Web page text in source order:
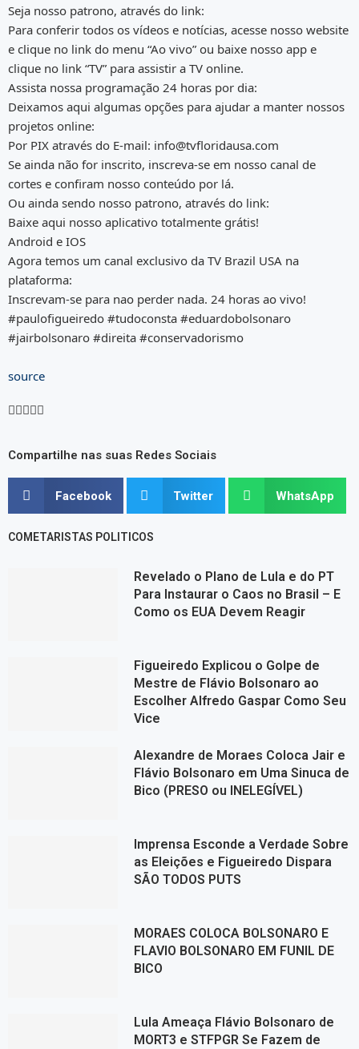
Seja nosso patrono, através do link:
Para conferir todos os vídeos e notícias, acesse nosso website
e clique no link do menu “Ao vivo” ou baixe nosso app e
clique no link “TV” para assistir a TV online.
Assista nossa programação 24 horas por dia:
Deixamos aqui algumas opções para ajudar a manter nossos
projetos online:
Por PIX através do E-mail: info@tvfloridausa.com
Se ainda não for inscrito, inscreva-se em nosso canal de
cortes e confiram nosso conteúdo por lá.
Ou ainda sendo nosso patrono, através do link:
Baixe aqui nosso aplicativo totalmente grátis!
Android e IOS
Agora temos um canal exclusivo da TV Brazil USA na
plataforma:
Inscrevam-se para nao perder nada. 24 horas ao vivo!
#paulofigueiredo #tudoconsta #eduardobolsonaro
#jairbolsonaro #direita #conservadorismo
source

Compartilhe nas suas Redes Sociais
Facebook Twitter WhatsApp
COMETARISTAS POLITICOS
Revelado o Plano de Lula e do PT
Para Instaurar o Caos no Brasil – E
Como os EUA Devem Reagir
Figueiredo Explicou o Golpe de
Mestre de Flávio Bolsonaro ao
Escolher Alfredo Gaspar Como Seu
Vice
Alexandre de Moraes Coloca Jair e
Flávio Bolsonaro em Uma Sinuca de
Bico (PRESO ou INELEGÍVEL)
Imprensa Esconde a Verdade Sobre
as Eleições e Figueiredo Dispara
SÃO TODOS PUTS
MORAES COLOCA BOLSONARO E
FLAVIO BOLSONARO EM FUNIL DE
BICO
Lula Ameaça Flávio Bolsonaro de
MORT3 e STFPGR Se Fazem de